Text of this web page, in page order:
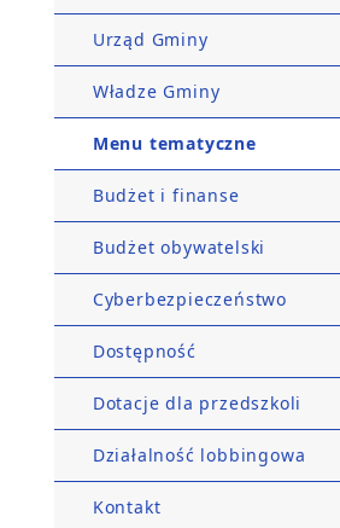
Urząd Gminy
Władze Gminy
Menu tematyczne
Budżet i finanse
Budżet obywatelski
Cyberbezpieczeństwo
Dostępność
Dotacje dla przedszkoli
Działalność lobbingowa
Kontakt